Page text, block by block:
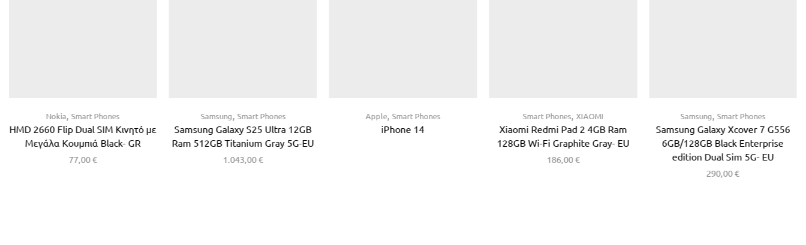
Nokia Smart Phones
HMD 2660 Flip Dual SIM Κινητό με
Μεγάλα Κουμπιά Black- GR
77,00€
Samsung Smart Phones
Samsung Galaxy S25 Ultra 12GB
Ram 512GB Titanium Gray 5G-EU
1.043,00€
Apple, Smart Phones
iPhone 14
Smart Phones XIAOMI
Xiaomi Redmi Pad 2 4GB Ram
128GB Wi-Fi Graphite Gray- EU
186,00€
Samsung Smart Phones
Samsung Galaxy Xcover 7 G556
6GB/128GB Black Enterprise
edition Dual Sim 5G- EU
290,00€